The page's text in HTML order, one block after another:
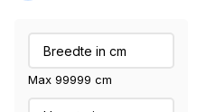
Max 99999 cm